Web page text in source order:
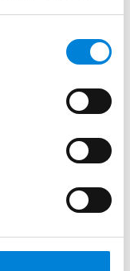
bij